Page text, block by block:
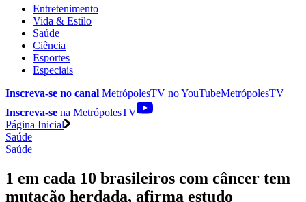
Entretenimento
Vida & Estilo
Saúde
Ciência
Esportes
Especiais
Inscreva-se no canal MetrópolesTV noYouTubeMetrópolesTV
Inscreva-se na MetrópolesTV
Página Inicial
Saúde
Saúde
1 em cada 10 brasileiros com câncer tem
mutação herdada, afirma estudo